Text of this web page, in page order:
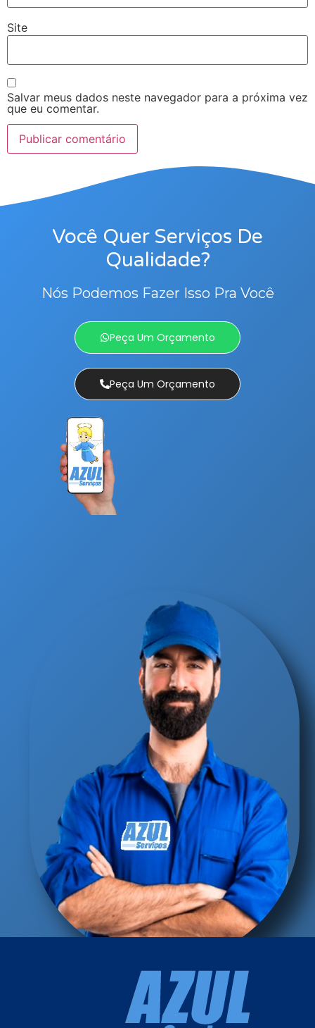
Site
Salvar meus dados neste navegador para a próxima vez
que eu comentar.
Você Quer Serviços De
Qualidade?
Nós Podemos Fazer Isso Pra Você
Peça Um Orçamento
Peça Um Orçamento